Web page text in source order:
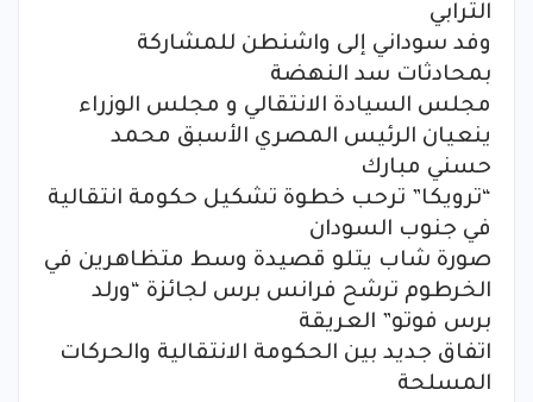
الترابي
وفد سوداني إلى واشنطن للمشاركة
بمحادثات سد النهضة
مجلس السيادة الانتقالي و مجلس الوزراء
ينعيان الرئيس المصري الأسبق محمد
حسني مبارك
“ترويكا” ترحب خطوة تشكيل حكومة انتقالية
في جنوب السودان
صورة شاب يتلو قصيدة وسط متظاهرين في
الخرطوم ترشح فرانس برس لجائزة “ورلد
برس فوتو” العريقة
اتفاق جديد بين الحكومة الانتقالية والحركات
المسلحة